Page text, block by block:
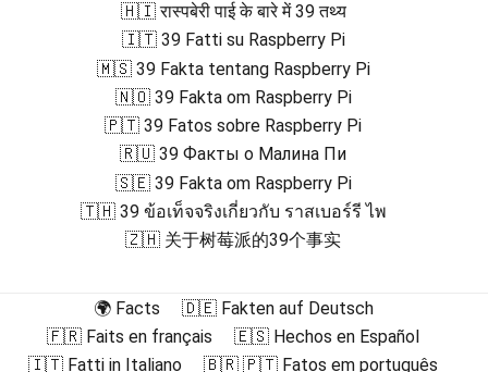
🇭🇮 रास्पबेरी पाई के बारे में 39 तथ्य
🇮🇹 39 Fatti su Raspberry Pi
🇲🇸 39 Fakta tentang Raspberry Pi
🇳🇴 39 Fakta om Raspberry Pi
🇵🇹 39 Fatos sobre Raspberry Pi
🇷🇺 39 Факты о Малина Пи
🇸🇪 39 Fakta om Raspberry Pi
🇹🇭 39 ข้อเท็จจริงเกี่ยวกับ ราสเบอร์รี ไพ
🇿🇭 关于树莓派的39个事实
🌍 Facts
🇩🇪 Fakten auf Deutsch
🇫🇷 Faits en français
🇪🇸 Hechos en Español
🇮🇹 Fatti in Italiano
🇧🇷 🇵🇹 Fatos em português